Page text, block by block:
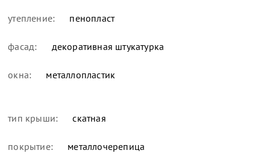
утепление: пенопласт
фасад: декоративная штукатурка
окна: металлопластик
тип крыши: скатная
покрытие: металлочерепица